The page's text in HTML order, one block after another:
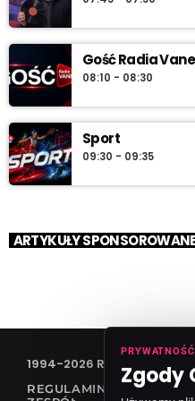
Gość Radia
08:10 - 08:30
Sport
09:30 - 09:35
ARTYKUŁY
1994-2026 RADIO VANESSA
REGULAMIN KONKURSÓW
PRYWATNOŚĆ
Zgody